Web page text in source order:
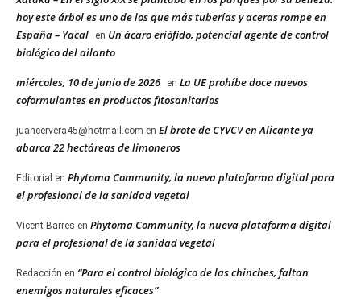
hoy este árbol es uno de los que más tuberías y aceras rompe en
España – Yacal
en Un ácaro eriófido, potencial agente de control
biológico del ailanto
miércoles, 10 de junio de 2026 en La UE prohíbe doce nuevos
coformulantes en productos fitosanitarios
juancervera45@hotmail.com en El brote de CYVCV en Alicante ya
abarca 22 hectáreas de limoneros
Editorial en Phytoma Community, la nueva plataforma digital para
el profesional de la sanidad vegetal
Vicent Barres en Phytoma Community, la nueva plataforma digital
para el profesional de la sanidad vegetal
Redacción en “Para el control biológico de las chinches, faltan
enemigos naturales eficaces”